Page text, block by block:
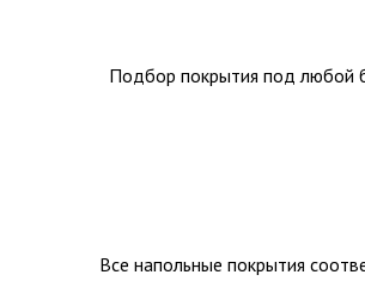
Подбор покрытия под любой
Все напольные покрытия